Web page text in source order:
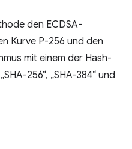
den ECDSA-
Kurve P-256 und den
mit einem der Hash-
256“, „SHA-384“ und